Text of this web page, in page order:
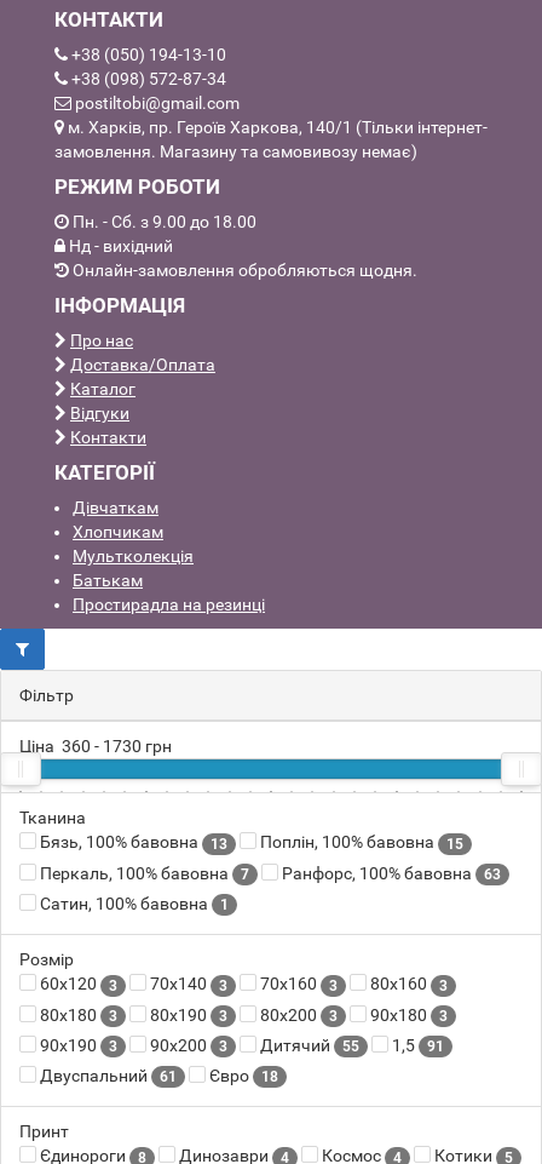
КОНТАКТИ
+38 (050) 194-13-10
+38 (098) 572-87-34
postiltobi@gmail.com
м. Харків, пр. Героїв Харкова, 140/1 (Тільки інтернет-
замовлення. Магазину та самовивозу немає)
РЕЖИМ РОБОТИ
Пн. - Сб. з 9.00 до 18.00
Нд - вихідний
Онлайн-замовлення обробляються щодня.
ІНФОРМАЦІЯ
Про нас
Доставка/Оплата
Каталог
Відгуки
Контакти
КАТЕГОРІЇ
Дівчаткам
Хлопчикам
Мультколекція
Батькам
Простирадла на резинці
Фільтр
Ціна 360 - 1730 грн
360
Тканина
Бязь, 100% бавовна
13 Поплін, 100% бавовна 15
Перкаль, 100% бавовна 7 Ранфорс, 100% бавовна 63
Сатин, 100% бавовна 1
Розмір
60х120
3 70х140 3 70х160 3 80х160 3
80х180 3 80х190 3 80х200 3 90х180 3
90х190 3 90х200 3 Дитячий 55 1,5 91
Двуспальний 61 Євро 18
Принт
Єдинороги
8 Динозаври 4 Космос 4 Котики 5